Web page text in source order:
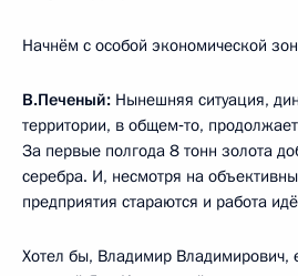
Начнём с особой экономической
В.Печеный: Нынешняя ситуация,
территории, в общем‑то,
За первые полгода 8 тонн золота
серебра. И, несмотря на
предприятия стараются и работа
Хотел бы, Владимир Владимирович,